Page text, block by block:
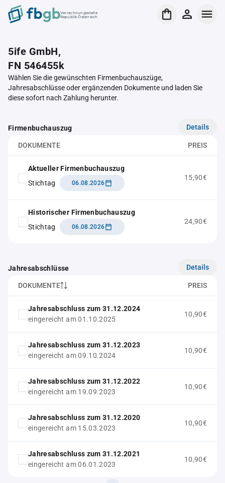
Verrechnungsstelle
Republik Österreich
5ife GmbH,
FN 546455k
Wählen Sie die gewünschten Firmenbuchauszüge,
Jahresabschlüsse oder ergänzenden Dokumente und laden Sie
diese sofort nach Zahlung herunter.
Firmenbuchauszug Details
DOKUMENTE PREIS
Aktueller Firmenbuchauszug
Stichtag
06.08.2026
15,90€
Historischer Firmenbuchauszug
Stichtag
06.08.2026
24,90€
Jahresabschlüsse Details
DOKUMENTE PREIS
Jahresabschluss zum 31.12.2024
eingereicht am 01.10.2025
10,90€
Jahresabschluss zum 31.12.2023
eingereicht am 09.10.2024
10,90€
Jahresabschluss zum 31.12.2022
eingereicht am 19.09.2023
10,90€
Jahresabschluss zum 31.12.2020
eingereicht am 15.03.2023
10,90€
Jahresabschluss zum 31.12.2021
eingereicht am 06.01.2023
10,90€